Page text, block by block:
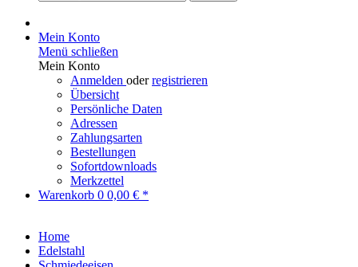
Mein Konto
Menü schließen
Mein Konto
Anmelden oderregistrieren
Übersicht
Persönliche Daten
Adressen
Zahlungsarten
Bestellungen
Sofortdownloads
Merkzettel
Warenkorb 0 0,00 € *
Home
Edelstahl